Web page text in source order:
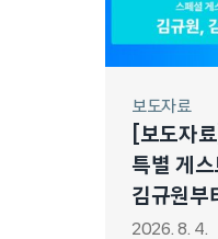
보도자료
[보도자
특별 게스
김규원부
스타’ 총출
2026. 8. 4.